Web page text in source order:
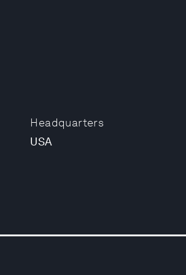
Headquarters
USA